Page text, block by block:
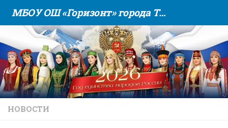
Skip to content МБОУ ОШ «Горизонт» города Тюмени
НОВОСТИ